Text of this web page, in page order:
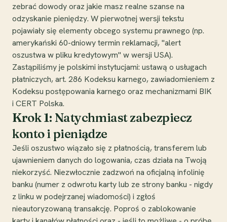
zebrać dowody oraz jakie masz realne szanse na
odzyskanie pieniędzy. W pierwotnej wersji tekstu
pojawiały się elementy obcego systemu prawnego (np.
amerykański 60-dniowy termin reklamacji, "alert
oszustwa w pliku kredytowym" w wersji USA).
Zastąpiliśmy je polskimi instytucjami: ustawą o usługach
płatniczych, art. 286 Kodeksu karnego, zawiadomieniem z
Kodeksu postępowania karnego oraz mechanizmami BIK
i CERT Polska.
Krok 1: Natychmiast zabezpiecz
konto i pieniądze
Jeśli oszustwo wiązało się z płatnością, transferem lub
ujawnieniem danych do logowania, czas działa na Twoją
niekorzyść. Niezwłocznie zadzwoń na oficjalną infolinię
banku (numer z odwrotu karty lub ze strony banku - nigdy
z linku w podejrzanej wiadomości) i zgłoś
nieautoryzowaną transakcję. Poproś o zablokowanie